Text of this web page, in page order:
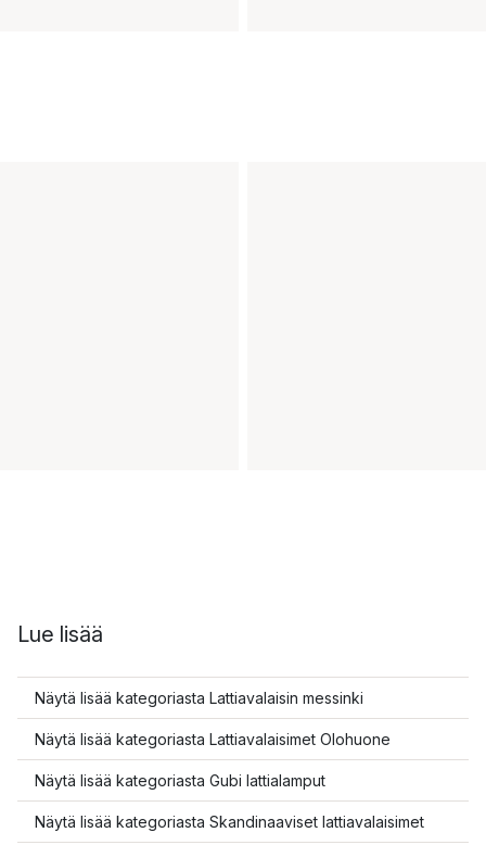
Lue lisää
Näytä lisää kategoriasta Lattiavalaisin messinki
Näytä lisää kategoriasta Lattiavalaisimet Olohuone
Näytä lisää kategoriasta Gubi lattialamput
Näytä lisää kategoriasta Skandinaaviset lattiavalaisimet